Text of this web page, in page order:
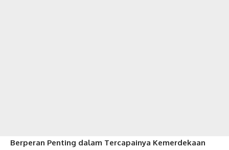
Berperan Penting dalam Tercapainya Kemerdekaan